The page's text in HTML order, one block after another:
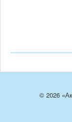
© 2026